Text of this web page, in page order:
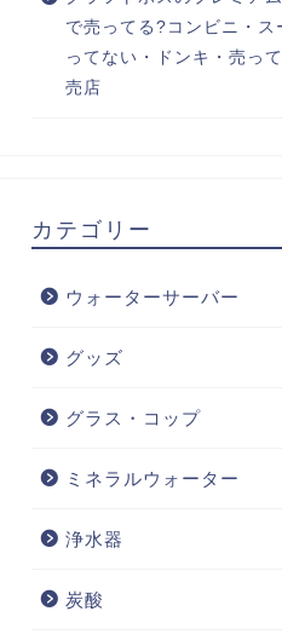
で売ってる?コンビニ・ス
ってない・ドンキ・売っ
売店
カテゴリー
ウォーターサーバー
グッズ
グラス・コップ
ミネラルウォーター
浄水器
炭酸